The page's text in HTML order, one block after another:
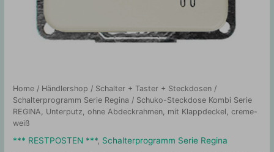
Home / Händlershop / Schalter + Taster + Steckdosen /
Schalterprogramm Serie Regina / Schuko-Steckdose Kombi Serie
REGINA, Unterputz, ohne Abdeckrahmen, mit Klappdeckel, creme-
weiß
*** RESTPOSTEN ***, Schalterprogramm Serie Regina